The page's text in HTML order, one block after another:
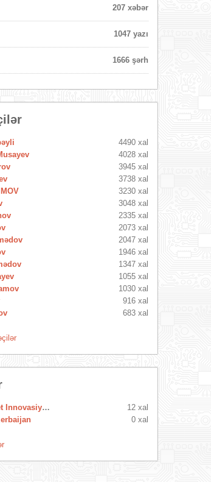
207 xəbər
1047 yazı
1666 şərh
4490 xal
4028 xal
3945 xal
3738 xal
3230 xal
3048 xal
2335 xal
2073 xal
2047 xal
1946 xal
1347 xal
1055 xal
1030 xal
916 xal
683 xal
ASAN xidmet Innovasiya Mərkəzi
12 xal
0 xal